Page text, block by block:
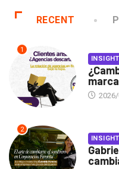
RECENT
1
2